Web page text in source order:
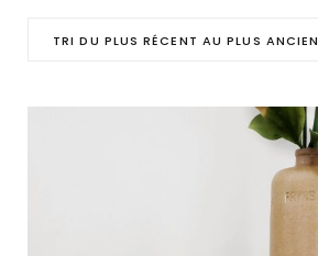
TRI DU PLUS RÉCENT AU PLUS ANCIEN